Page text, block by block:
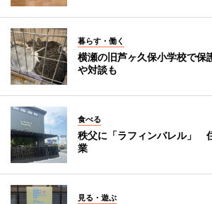
暮らす・働く
横瀬の旧芦ヶ久保小学校で
や対談も
食べる
秩父に「ラフィンバレル」
業
見る・遊ぶ